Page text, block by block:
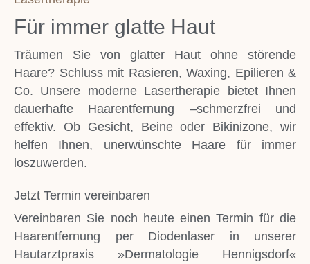
Für immer glatte Haut
Träumen Sie von glatter Haut ohne störende
Haare? Schluss mit Rasieren, Waxing, Epilieren &
Co. Unsere moderne Lasertherapie bietet Ihnen
dauerhafte Haarentfernung –schmerzfrei und
effektiv. Ob Gesicht, Beine oder Bikinizone, wir
helfen Ihnen, unerwünschte Haare für immer
loszuwerden.
Jetzt Termin vereinbaren
Vereinbaren Sie noch heute einen Termin für die
Haarentfernung per Diodenlaser in unserer
Hautarztpraxis »Dermatologie Hennigsdorf«